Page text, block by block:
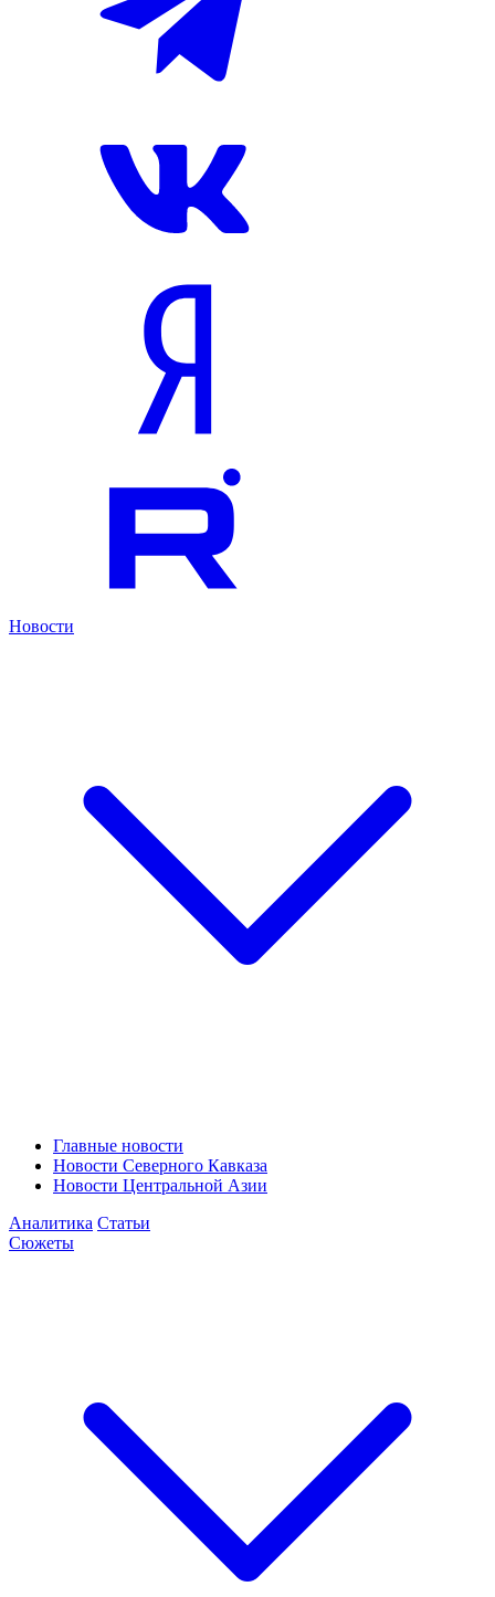
Новости
Главные новости
Новости Северного Кавказа
Новости Центральной Азии
Аналитика Статьи
Сюжеты